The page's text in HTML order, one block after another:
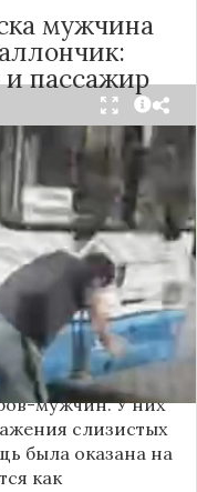
мужчина
и пассажир
маршрута
инцидент с
Как
канале
в перепалку
с другими
он достал
его в салоне.
мужчин. У них
слизистых
была оказана на
как